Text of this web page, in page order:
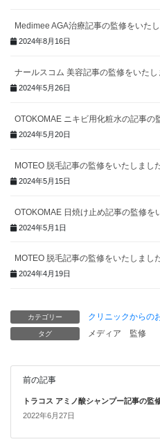
Medimee AGA治療記事の監修をいた
2024年8月16日
ナールスコム 美容記事の監修をいたし
2024年5月26日
OTOKOMAE ニキビ用化粧水の記事の
2024年5月20日
MOTEO 脱毛記事の監修をいたしまし
2024年5月15日
OTOKOMAE 日焼け止め記事の監修を
2024年5月1日
MOTEO 脱毛記事の監修をいたしまし
2024年4月19日
カテゴリー クリニックからの
タグ メディア 監修
前の記事
トラコス アミノ酸シャンプー記事の監
2022年6月27日